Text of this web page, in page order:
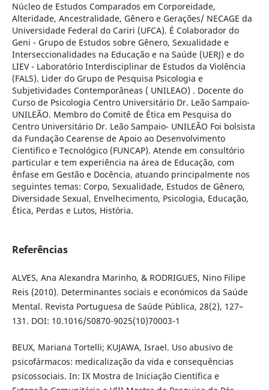
Núcleo de Estudos Comparados em Corporeidade,
Alteridade, Ancestralidade, Gênero e Gerações/ NECAGE da
Universidade Federal do Cariri (UFCA). É Colaborador do
Geni - Grupo de Estudos sobre Gênero, Sexualidade e
Interseccionalidades na Educação e na Saúde (UERJ) e do
LIEV - Laboratório Interdisciplinar de Estudos da Violência
(FALS). Lider do Grupo de Pesquisa Psicologia e
Subjetividades Contemporâneas ( UNILEAO) . Docente do
Curso de Psicologia Centro Universitário Dr. Leão Sampaio-
UNILEÃO. Membro do Comitê de Ética em Pesquisa do
Centro Universitário Dr. Leão Sampaio- UNILEÃO Foi bolsista
da Fundação Cearense de Apoio ao Desenvolvimento
Cientifico e Tecnológico (FUNCAP). Atende em consultório
particular e tem experiência na área de Educação, com
ênfase em Gestão e Docência, atuando principalmente nos
seguintes temas: Corpo, Sexualidade, Estudos de Gênero,
Diversidade Sexual, Envelhecimento, Psicologia, Educação,
Ética, Perdas e Lutos, História.
Referências
ALVES, Ana Alexandra Marinho, & RODRIGUES, Nino Filipe
Reis (2010). Determinantes sociais e económicos da Saúde
Mental. Revista Portuguesa de Saúde Pública, 28(2), 127–
131. DOI: 10.1016/S0870-9025(10)70003-1
BEUX, Mariana Tortelli; KUJAWA, Israel. Uso abusivo de
psicofármacos: medicalização da vida e consequências
psicossociais. In: IX Mostra de Iniciação Científica e